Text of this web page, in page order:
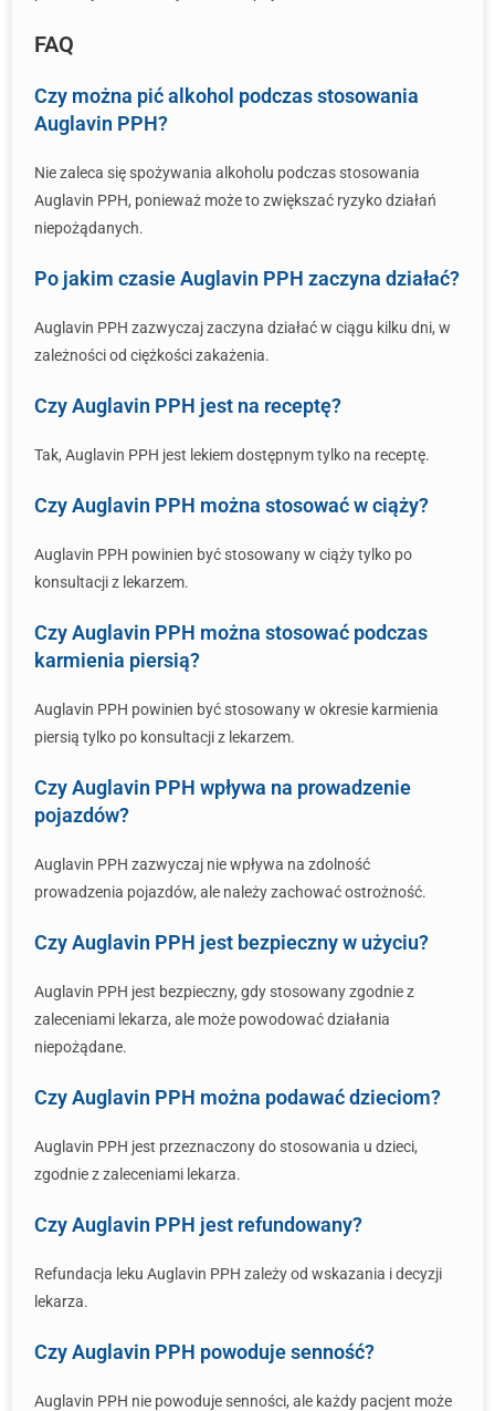
FAQ
Czy można pić alkohol podczas stosowania
Auglavin PPH?
Nie zaleca się spożywania alkoholu podczas stosowania
Auglavin PPH, ponieważ może to zwiększać ryzyko działań
niepożądanych.
Po jakim czasie Auglavin PPH zaczyna działać?
Auglavin PPH zazwyczaj zaczyna działać w ciągu kilku dni, w
zależności od ciężkości zakażenia.
Czy Auglavin PPH jest na receptę?
Tak, Auglavin PPH jest lekiem dostępnym tylko na receptę.
Czy Auglavin PPH można stosować w ciąży?
Auglavin PPH powinien być stosowany w ciąży tylko po
konsultacji z lekarzem.
Czy Auglavin PPH można stosować podczas
karmienia piersią?
Auglavin PPH powinien być stosowany w okresie karmienia
piersią tylko po konsultacji z lekarzem.
Czy Auglavin PPH wpływa na prowadzenie
pojazdów?
Auglavin PPH zazwyczaj nie wpływa na zdolność
prowadzenia pojazdów, ale należy zachować ostrożność.
Czy Auglavin PPH jest bezpieczny w użyciu?
Auglavin PPH jest bezpieczny, gdy stosowany zgodnie z
zaleceniami lekarza, ale może powodować działania
niepożądane.
Czy Auglavin PPH można podawać dzieciom?
Auglavin PPH jest przeznaczony do stosowania u dzieci,
zgodnie z zaleceniami lekarza.
Czy Auglavin PPH jest refundowany?
Refundacja leku Auglavin PPH zależy od wskazania i decyzji
lekarza.
Czy Auglavin PPH powoduje senność?
Auglavin PPH nie powoduje senności, ale każdy pacjent może